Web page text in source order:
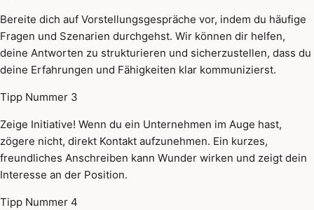
Bereite dich auf Vorstellungsgespräche vor, indem du häufige
Fragen und Szenarien durchgehst. Wir können dir helfen,
deine Antworten zu strukturieren und sicherzustellen, dass du
deine Erfahrungen und Fähigkeiten klar kommunizierst.
Tipp Nummer 3
Zeige Initiative! Wenn du ein Unternehmen im Auge hast,
zögere nicht, direkt Kontakt aufzunehmen. Ein kurzes,
freundliches Anschreiben kann Wunder wirken und zeigt dein
Interesse an der Position.
Tipp Nummer 4